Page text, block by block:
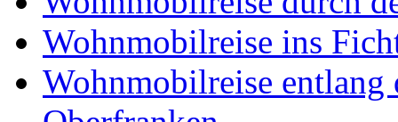
Wohnmobilreise ins
Wohnmobilreise